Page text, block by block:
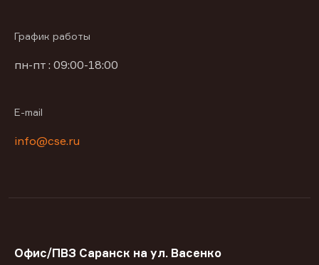
График работы
пн-пт : 09:00-18:00
E-mail
info@cse.ru
Офис/ПВЗ Саранск на ул. Васенко